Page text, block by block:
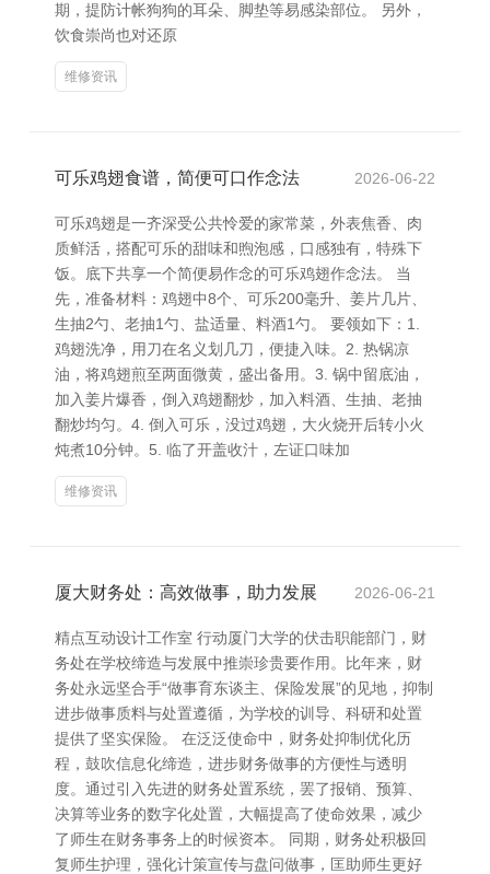
期，提防计帐狗狗的耳朵、脚垫等易感染部位。 另外，
饮食崇尚也对还原
维修资讯
可乐鸡翅食谱，简便可口作念法 2026-06-22
可乐鸡翅是一齐深受公共怜爱的家常菜，外表焦香、肉
质鲜活，搭配可乐的甜味和煦泡感，口感独有，特殊下
饭。底下共享一个简便易作念的可乐鸡翅作念法。 当
先，准备材料：鸡翅中8个、可乐200毫升、姜片几片、
生抽2勺、老抽1勺、盐适量、料酒1勺。 要领如下：1.
鸡翅洗净，用刀在名义划几刀，便捷入味。2. 热锅凉
油，将鸡翅煎至两面微黄，盛出备用。3. 锅中留底油，
加入姜片爆香，倒入鸡翅翻炒，加入料酒、生抽、老抽
翻炒均匀。4. 倒入可乐，没过鸡翅，大火烧开后转小火
炖煮10分钟。5. 临了开盖收汁，左证口味加
维修资讯
厦大财务处：高效做事，助力发展 2026-06-21
精点互动设计工作室 行动厦门大学的伏击职能部门，财
务处在学校缔造与发展中推崇珍贵要作用。比年来，财
务处永远坚合手“做事育东谈主、保险发展”的见地，抑制
进步做事质料与处置遵循，为学校的训导、科研和处置
提供了坚实保险。 在泛泛使命中，财务处抑制优化历
程，鼓吹信息化缔造，进步财务做事的方便性与透明
度。通过引入先进的财务处置系统，罢了报销、预算、
决算等业务的数字化处置，大幅提高了使命效果，减少
了师生在财务事务上的时候资本。 同期，财务处积极回
复师生护理，强化计策宣传与盘问做事，匡助师生更好